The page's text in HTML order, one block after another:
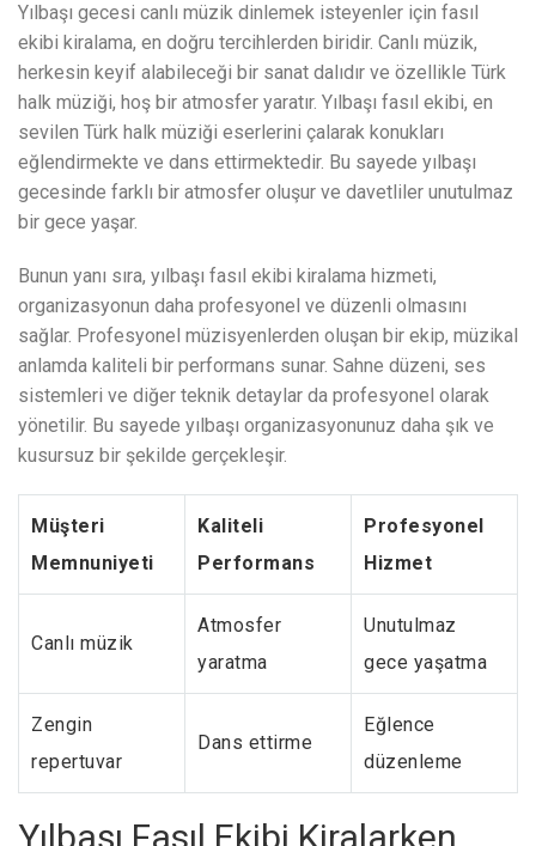
Yılbaşı gecesi canlı müzik dinlemek isteyenler için fasıl
ekibi kiralama, en doğru tercihlerden biridir. Canlı müzik,
herkesin keyif alabileceği bir sanat dalıdır ve özellikle Türk
halk müziği, hoş bir atmosfer yaratır. Yılbaşı fasıl ekibi, en
sevilen Türk halk müziği eserlerini çalarak konukları
eğlendirmekte ve dans ettirmektedir. Bu sayede yılbaşı
gecesinde farklı bir atmosfer oluşur ve davetliler unutulmaz
bir gece yaşar.
Bunun yanı sıra, yılbaşı fasıl ekibi kiralama hizmeti,
organizasyonun daha profesyonel ve düzenli olmasını
sağlar. Profesyonel müzisyenlerden oluşan bir ekip, müzikal
anlamda kaliteli bir performans sunar. Sahne düzeni, ses
sistemleri ve diğer teknik detaylar da profesyonel olarak
yönetilir. Bu sayede yılbaşı organizasyonunuz daha şık ve
kusursuz bir şekilde gerçekleşir.
Müşteri
Memnuniyeti
Kaliteli
Performans
Profesyonel
Hizmet
Canlı müzik
Atmosfer
yaratma
Unutulmaz
gece yaşatma
Zengin
repertuvar
Dans ettirme
Eğlence
düzenleme
Yılbaşı Fasıl Ekibi Kiralarken